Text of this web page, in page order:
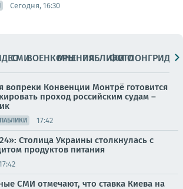
Сегодня, 16:30
СМИВОЕНКОРЫМНЕНИЯПАБЛИКИ
ФОТОЛОНГРИДЫ
вопреки Конвенции Монтрё готовится
проход российским судам –
ПАБЛИКИ 17:42
Столица Украины столкнулась с
продуктов питания
СМИ отмечают, что ставка Киева на